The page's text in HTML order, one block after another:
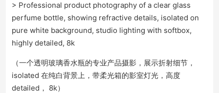
> Professional product photography of a clear glass
perfume bottle, showing refractive details, isolated on
pure white background, studio lighting with softbox,
highly detailed, 8k
（一个透明玻璃香水瓶的专业产品摄影，展示折射细节，
isolated 在纯白背景上，带柔光箱的影室灯光，高度
detailed， 8k）